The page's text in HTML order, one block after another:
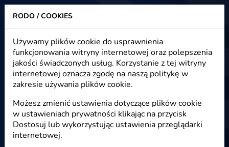
Heuristic - strony www, sklepy internetowe, e-marketing
Internet - artykuły, nowości, blog
Internet
RODO / COOKIES
Używamy plików cookie do usprawnienia
funkcjonowania witryny internetowej oraz polepszenia
jakości świadczonych usług. Korzystanie z tej witryny
internetowej oznacza zgodę na naszą politykę w
zakresie używania plików cookie.
Możesz zmienić ustawienia dotyczące plików cookie
w ustawieniach prywatności klikając na przycisk
Dostosuj lub wykorzystując ustawienia przeglądarki
internetowej.